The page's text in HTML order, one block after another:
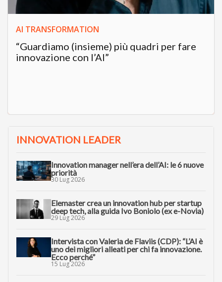
AI TRANSFORMATION
“Guardiamo (insieme) più quadri per fare
innovazione con l’AI”
INNOVATION LEADER
Innovation manager nell’era dell’AI: le 6 nuove
priorità
30 Lug 2026
Elemaster crea un innovation hub per startup
deep tech, alla guida Ivo Boniolo (ex e-Novia)
29 Lug 2026
Intervista con Valeria de Flaviis (CDP): “L’AI è
uno dei migliori alleati per chi fa innovazione.
Ecco perché”
15 Lug 2026